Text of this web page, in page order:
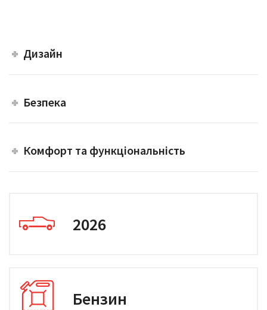
Дизайн
Безпека
Комфорт та функціональність
2026
Бензин